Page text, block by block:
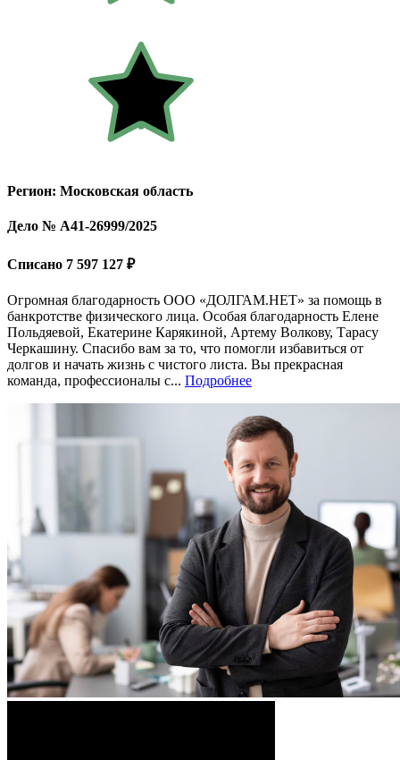
Регион: Московская область
Дело № А41-26999/2025
Списано 7 597 127 ₽
Огромная благодарность ООО «ДОЛГАМ.НЕТ» за помощь в
банкротстве физического лица. Особая благодарность Елене
Польдяевой, Екатерине Карякиной, Артему Волкову, Тарасу
Черкашину. Спасибо вам за то, что помогли избавиться от
долгов и начать жизнь с чистого листа. Вы прекрасная
команда, профессионалы с... Подробнее